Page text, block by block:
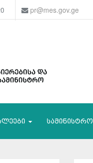
pr@mes.gov.ge
სამინისტრო